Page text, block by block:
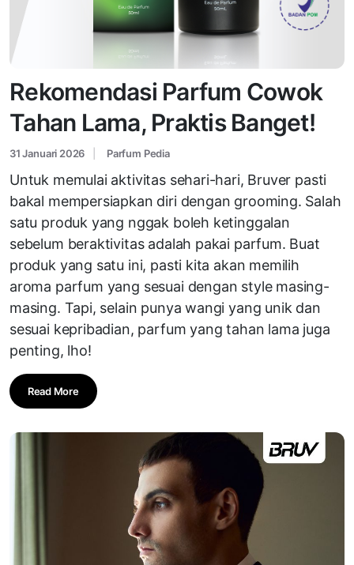
Rekomendasi Parfum Cowok
Tahan Lama, Praktis Banget!
31 Januari 2026 Parfum Pedia
Untuk memulai aktivitas sehari-hari, Bruver pasti
bakal mempersiapkan diri dengan grooming. Salah
satu produk yang nggak boleh ketinggalan
sebelum beraktivitas adalah pakai parfum. Buat
produk yang satu ini, pasti kita akan memilih
aroma parfum yang sesuai dengan style masing-
masing. Tapi, selain punya wangi yang unik dan
sesuai kepribadian, parfum yang tahan lama juga
penting, lho!
Read More